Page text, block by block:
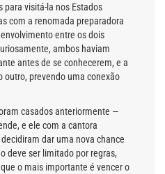
para visitá-la nos Estados
com a renomada preparadora
entre os dois
ambos haviam
antes de se conhecerem, e a
outro, prevendo uma conexão
casados anteriormente —
e ele com a cantora
dar uma nova chance
deve ser limitado por regras,
o mais importante é vencer o